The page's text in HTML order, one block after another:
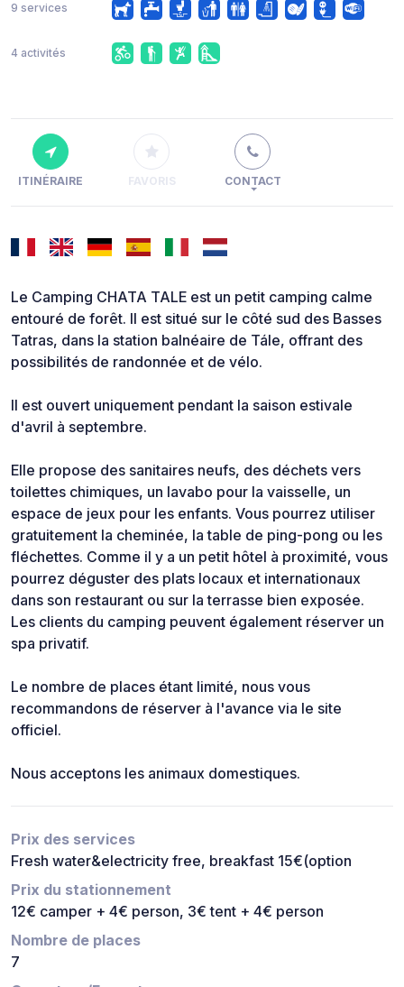
9 services
4 activités
ITINÉRAIRE FAVORIS CONTACT
Le Camping CHATA TALE est un petit camping calme
entouré de forêt. Il est situé sur le côté sud des Basses
Tatras, dans la station balnéaire de Tále, offrant des
possibilités de randonnée et de vélo.
Il est ouvert uniquement pendant la saison estivale
d'avril à septembre.
Elle propose des sanitaires neufs, des déchets vers
toilettes chimiques, un lavabo pour la vaisselle, un
espace de jeux pour les enfants. Vous pourrez utiliser
gratuitement la cheminée, la table de ping-pong ou les
fléchettes. Comme il y a un petit hôtel à proximité, vous
pourrez déguster des plats locaux et internationaux
dans son restaurant ou sur la terrasse bien exposée.
Les clients du camping peuvent également réserver un
spa privatif.
Le nombre de places étant limité, nous vous
recommandons de réserver à l'avance via le site
officiel.
Nous acceptons les animaux domestiques.
Prix des services
Fresh water&electricity free, breakfast 15€(option
Prix du stationnement
12€ camper + 4€ person, 3€ tent + 4€ person
Nombre de places
7